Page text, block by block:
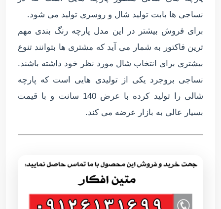
نساجی ها بابت تولید شال و روسری تولید می شود.
برای فروش بیشتر در این مدل پارچه رنگ بندی مهم
ترین فاکتور به شمار می آید که مشتری ها بتوانند تنوع
بیشتری برای انتخاب شال مورد نظر خود داشته باشند.
نساجی بروجرد یکی از تولیدی هایی است که پارچه
شالی را تولید کرده با عرض 140 سانت و با قیمت
بسیار عالی به بازار عرضه می کند.